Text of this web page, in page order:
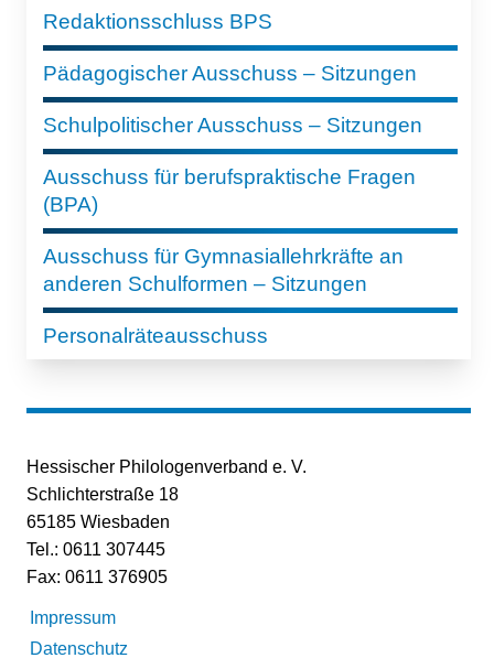
Redaktionsschluss BPS
Pädagogischer Ausschuss – Sitzungen
Schulpolitischer Ausschuss – Sitzungen
Ausschuss für berufspraktische Fragen
(BPA)
Ausschuss für Gymnasiallehrkräfte an
anderen Schulformen – Sitzungen
Personalräteausschuss
Hessischer Philologenverband e. V.
Schlichterstraße 18
65185 Wiesbaden
Tel.: 0611 307445
Fax: 0611 376905
Impressum
Datenschutz